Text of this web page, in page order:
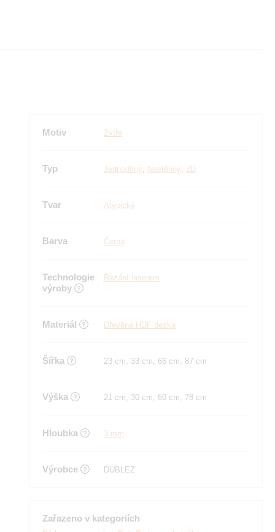
Motiv Zvíře
Typ Jednodílný, Nastěnný, 3D
Tvar Atypický
Barva Černá
Technologie
výroby
Řezání laserem
Materiál Dřevěná HDF deska
Šířka 23 cm, 33 cm, 66 cm, 87 cm
Výška 21 cm, 30 cm, 60 cm, 78 cm
Hloubka 3 mm
Výrobce DUBLEZ
Zařazeno v kategoriích